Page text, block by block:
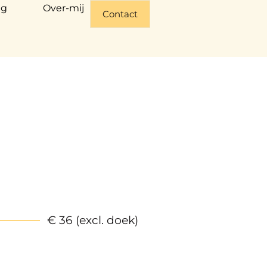
Over-mij
Contact
€ 36 (excl. doek)